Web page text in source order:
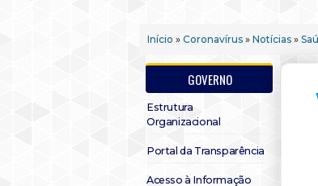
Início » Coronavírus » Notícias »
GOVERNO
Estrutura
Organizacional
Portal da Transparência
Acesso à Informação